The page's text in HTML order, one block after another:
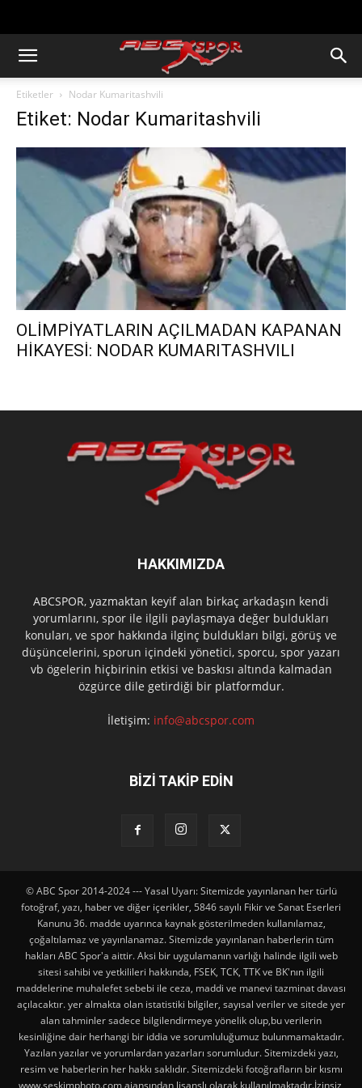
Etiketler Nodar Kumaritashvili
Etiket: Nodar Kumaritashvili
OLİMPİYATLARIN AÇILMADAN KAPANAN
HİKAYESİ: NODAR KUMARITASHVILI
HAKKIMIZDA
ABCSPOR, yazmaktan keyif alan birkaç arkadaşın kendi
yorumlarını, spor ile ilgili paylaşmaya değer buldukları
konuları, ve spor hakkında ilginç buldukları bilgi, görüş ve
düşüncelerini, sporun içindeki yönetici, sporcu, spor yazarı
vb ögelerin hiçbirinin etkisi ve baskısı altında kalmadan
özgürce dile getirdiği bir platformdur.
İletişim: info@abcspor.com
BİZİ TAKİP EDİN
© ABC Spor 2014-2024 --- Yasal Uyarı: Sitemizde yayınlanan her türlü
fotoğraf, yazı, haber ve diğer içerikler, 5846 sayılı Fikir ve Sanat Eserleri
Kanunu 36. madde uyarınca kaynak gösterilmeden kullanılamaz,
çoğaltılamaz ve yayınlanamaz. Sitemizde yayınlanan haberlerin tüm
hakları ABC Spor'a aittir. Aksi bir uygulamanın varlığı halinde ilgili web
sitesi sahibi ve yetkilileri hakkında, FSEK, TCK, TTK ve BK'nın ilgili
maddelerine muhalefet sebebi ile ceza, maddi ve manevi tazminat davası
açılacaktır. yer almakta olan istatistiki bilgiler, sayısal veriler ve sitede yer
alan tahminler sadece bilgilendirmeye yönelik olup,bu verilerin
kesinliğine dair herhangi bir iddia ve sorumluluğumuz bulunmamaktadır.
Yazılan yazılar ve yorumlardan yazarları sorumludur. Sitemizdeki yazı,
resim ve haberlerin her hakkı saklıdır. Sitemizdeki fotoğrafların bir kısmı
www.seskimphoto.com ajansından lisanslı olarak kullanılmaktadır.İzinsiz,